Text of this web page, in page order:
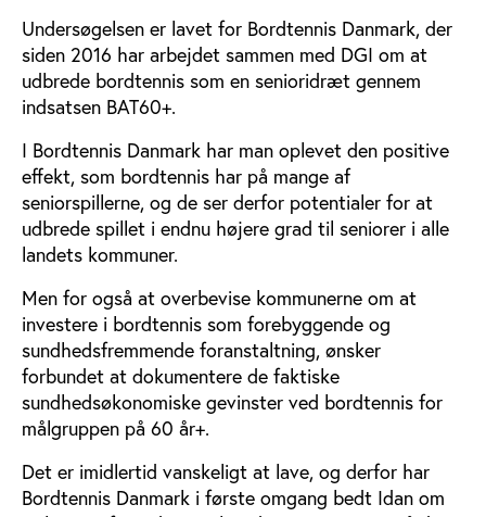
Undersøgelsen er lavet for Bordtennis Danmark, der
siden 2016 har arbejdet sammen med DGI om at
udbrede bordtennis som en senioridræt gennem
indsatsen BAT60+.
I Bordtennis Danmark har man oplevet den positive
effekt, som bordtennis har på mange af
seniorspillerne, og de ser derfor potentialer for at
udbrede spillet i endnu højere grad til seniorer i alle
landets kommuner.
Men for også at overbevise kommunerne om at
investere i bordtennis som forebyggende og
sundhedsfremmende foranstaltning, ønsker
forbundet at dokumentere de faktiske
sundhedsøkonomiske gevinster ved bordtennis for
målgruppen på 60 år+.
Det er imidlertid vanskeligt at lave, og derfor har
Bordtennis Danmark i første omgang bedt Idan om